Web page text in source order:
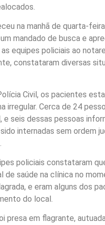
na manhã de quarta-
mandado de busca e
equipes policiais ao
constataram diversas
Civil, os pacientes
irregular. Cerca de 24
e seis dessas pessoas
internadas sem ordem
policiais constataram
de saúde na clínica no
e eram alguns dos
do local.
presa em flagrante,